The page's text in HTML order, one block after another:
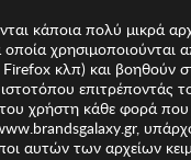
κάποια πολύ μικρά
χρησιμοποιούνται
κλπ) και βοηθούν
επιτρέποντάς
του χρήστη κάθε φορά που
αυτών των αρχείων